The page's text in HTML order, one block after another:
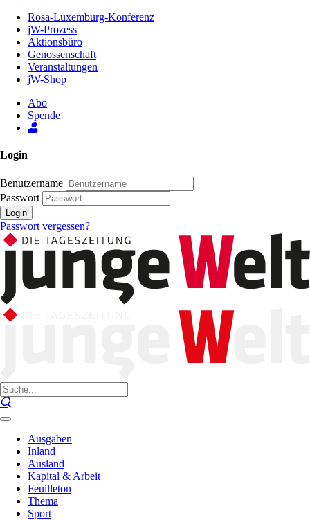
Inhalt
Seite
Rosa-Luxemburg-Konferenz
jW-Prozess
Aktionsbüro
Genossenschaft
Veranstaltungen
jW-Shop
Abo
Spende
Login
Benutzername
Passwort
Login
Passwort vergessen?
Ausgaben
Inland
Ausland
Kapital & Arbeit
Feuilleton
Thema
Sport